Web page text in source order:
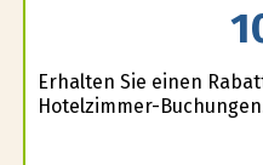
Erhalten Sie einen
Hotelzimmer-